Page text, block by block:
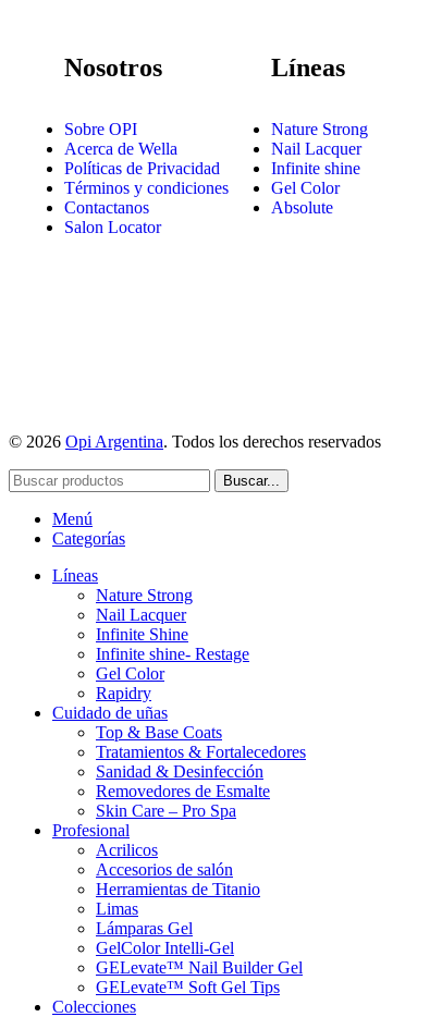
Nosotros
Sobre OPI
Acerca de Wella
Políticas de Privacidad
Términos y condiciones
Contactanos
Salon Locator
Líneas
Nature Strong
Nail Lacquer
Infinite shine
Gel Color
Absolute
© 2026 Opi Argentina. Todos los derechos reservados
Buscar...
Menú
Categorías
Líneas
Nature Strong
Nail Lacquer
Infinite Shine
Infinite shine- Restage
Gel Color
Rapidry
Cuidado de uñas
Top & Base Coats
Tratamientos & Fortalecedores
Sanidad & Desinfección
Removedores de Esmalte
Skin Care – Pro Spa
Profesional
Acrilicos
Accesorios de salón
Herramientas de Titanio
Limas
Lámparas Gel
GelColor Intelli-Gel
GELevate™ Nail Builder Gel
GELevate™ Soft Gel Tips
Colecciones